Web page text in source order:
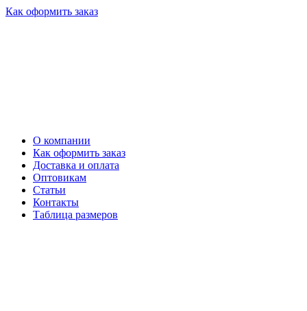
Как оформить заказ
О компании
Как оформить заказ
Доставка и оплата
Оптовикам
Статьи
Контакты
Таблица размеров